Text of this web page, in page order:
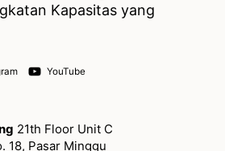
Kapasitas yang
YouTube
21th Floor Unit C
18, Pasar Minggu